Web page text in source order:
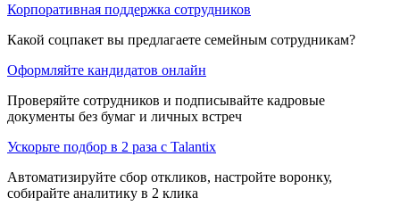
Корпоративная поддержка сотрудников
Какой соцпакет вы предлагаете семейным сотрудникам?
Оформляйте кандидатов онлайн
Проверяйте сотрудников и подписывайте кадровые
документы без бумаг и личных встреч
Ускорьте подбор в 2 раза с Talantix
Автоматизируйте сбор откликов, настройте воронку,
собирайте аналитику в 2 клика